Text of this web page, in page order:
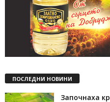
ПОСЛЕДНИ НОВИНИ
Започнаха